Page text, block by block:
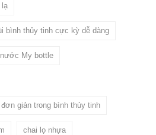
lạ
bình thủy tinh cực kỳ dễ dàng
My bottle
giản trong bình thủy tinh
chai lọ nhựa